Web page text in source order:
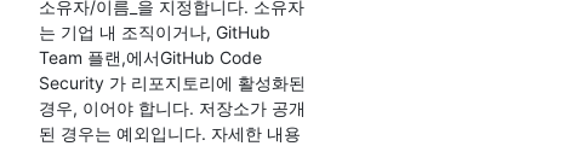
소유자/이름_을 지정합니다. 소유자
는 기업 내 조직이거나, GitHub
Team 플랜,에서GitHub Code
Security 가 리포지토리에 활성화된
경우, 이어야 합니다. 저장소가 공개
된 경우는 예외입니다. 자세한 내용